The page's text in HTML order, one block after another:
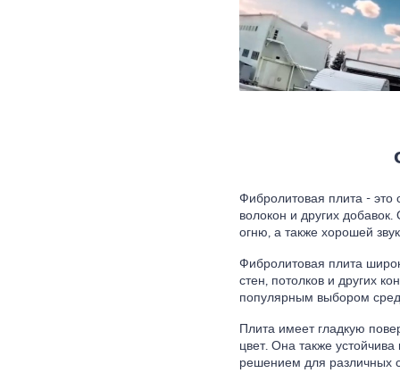
Фибролитовая плита - это
волокон и других
огню, а также хорошей
Фибролитовая плита
стен, потолков и других
популярным выбором
Плита имеет гладкую
цвет. Она также
решением для различных